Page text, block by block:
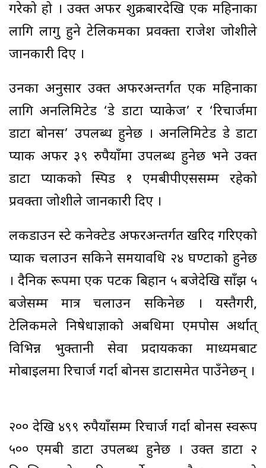
गरेको हो । उक्त अफर शुक्रबारदेखि एक महिनाका
लागि लागु हुने टेलिकमका प्रवक्ता राजेश जोशीले
जानकारी दिए ।
उनका अनुसार उक्त अफरअन्तर्गत एक महिनाका
लागि अनलिमिटेड ‘डे डाटा प्याकेज’ र ‘रिचार्जमा
डाटा बोनस’ उपलब्ध हुनेछ । अनलिमिटेड डे डाटा
प्याक अफर ३९ रुपैयाँमा उपलब्ध हुनेछ भने उक्त
डाटा प्याकको स्पिड १ एमबीपीएससम्म रहेको
प्रवक्ता जोशीले जानकारी दिए ।
लकडाउन स्टे कनेक्टेड अफरअन्तर्गत खरिद गरिएको
प्याक चलाउन सकिने समयावधि २४ घण्टाको हुनेछ
। दैनिक रूपमा एक पटक बिहान ५ बजेदेखि साँझ ५
बजेसम्म मात्र चलाउन सकिनेछ । यस्तैगरी,
टेलिकमले निषेधाज्ञाको अबधिमा एमपोस अर्थात्
विभिन्न भुक्तानी सेवा प्रदायकका माध्यमबाट
मोबाइलमा रिचार्ज गर्दा बोनस डाटासमेत पाउँनेछन् ।
२०० देखि ४९९ रुपैयाँसम्म रिचार्ज गर्दा बोनस स्वरूप
५०० एमबी डाटा उपलब्ध हुनेछ । उक्त डाटा २